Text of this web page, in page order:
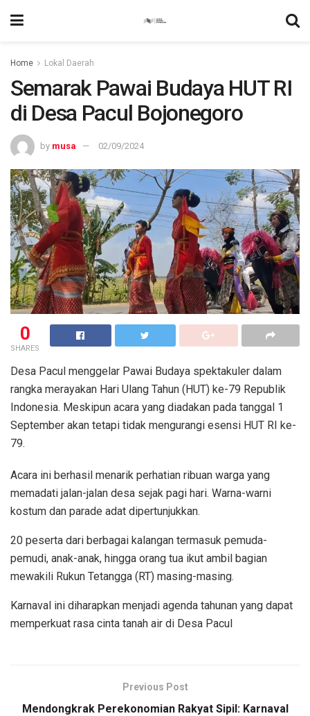
Home Lokal Daerah
Semarak Pawai Budaya HUT RI
di Desa Pacul Bojonegoro
by musa 02/09/2024
0
SHARES
Desa Pacul menggelar Pawai Budaya spektakuler dalam
rangka merayakan Hari Ulang Tahun (HUT) ke-79 Republik
Indonesia. Meskipun acara yang diadakan pada tanggal 1
September akan tetapi tidak mengurangi esensi HUT RI ke-
79.
Acara ini berhasil menarik perhatian ribuan warga yang
memadati jalan-jalan desa sejak pagi hari. Warna-warni
kostum dan parade adat dipertunjukkan.
20 peserta dari berbagai kalangan termasuk pemuda-
pemudi, anak-anak, hingga orang tua ikut ambil bagian
mewakili Rukun Tetangga (RT) masing-masing.
Karnaval ini diharapkan menjadi agenda tahunan yang dapat
memperkuat rasa cinta tanah air di Desa Pacul
Previous Post
Mendongkrak Perekonomian Rakyat Sipil: Karnaval